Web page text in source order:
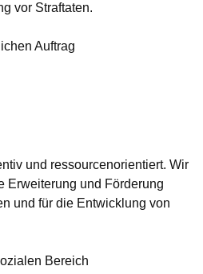
vor Straftaten.
Auftrag
und ressourcenorientiert. Wir
Erweiterung und Förderung
und für die Entwicklung von
Bereich